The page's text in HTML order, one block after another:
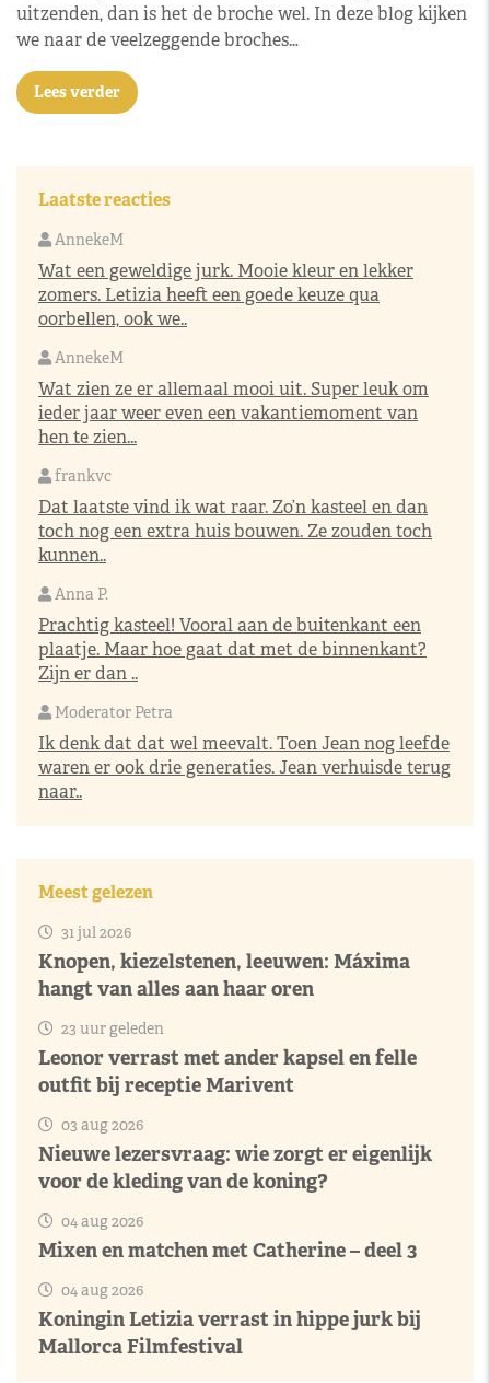
uitzenden, dan is het de broche wel. In deze blog kijken
we naar de veelzeggende broches…
Lees verder
Laatste reacties
AnnekeM
Wat een geweldige jurk. Mooie kleur en lekker
zomers. Letizia heeft een goede keuze qua
oorbellen, ook we..
AnnekeM
Wat zien ze er allemaal mooi uit. Super leuk om
ieder jaar weer even een vakantiemoment van
hen te zien...
frankvc
Dat laatste vind ik wat raar. Zo’n kasteel en dan
toch nog een extra huis bouwen. Ze zouden toch
kunnen..
Anna P.
Prachtig kasteel! Vooral aan de buitenkant een
plaatje. Maar hoe gaat dat met de binnenkant?
Zijn er dan ..
Moderator Petra
Ik denk dat dat wel meevalt. Toen Jean nog leefde
waren er ook drie generaties. Jean verhuisde terug
naar..
Meest gelezen
31 jul 2026
Knopen, kiezelstenen, leeuwen: Máxima
hangt van alles aan haar oren
23 uur geleden
Leonor verrast met ander kapsel en felle
outfit bij receptie Marivent
03 aug 2026
Nieuwe lezersvraag: wie zorgt er eigenlijk
voor de kleding van de koning?
04 aug 2026
Mixen en matchen met Catherine – deel 3
04 aug 2026
Koningin Letizia verrast in hippe jurk bij
Mallorca Filmfestival